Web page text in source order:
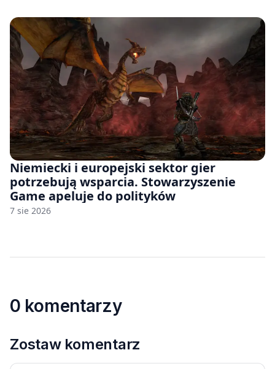
Niemiecki i europejski sektor gier
potrzebują wsparcia. Stowarzyszenie
Game apeluje do polityków
7 sie 2026
0 komentarzy
Zostaw komentarz